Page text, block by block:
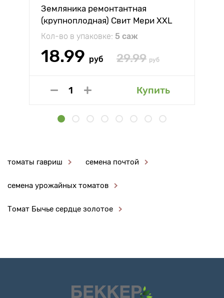
Земляника ремонтантная
(крупноплодная) Свит Мери XXL
Кол-во в упаковке: 5 саж
18.99 руб 29.99 руб
Купить
томаты гавриш семена почтой
семена урожайных томатов
Томат Бычье сердце золотое